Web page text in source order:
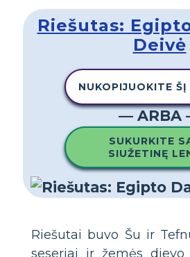
Riešutas:
Deivė
NUKOPIJUOKITE
— ARBA
SUKURKITE
SIUŽETINĘ
Riešutai buvo Šu ir
seseriai ir žemės dievo